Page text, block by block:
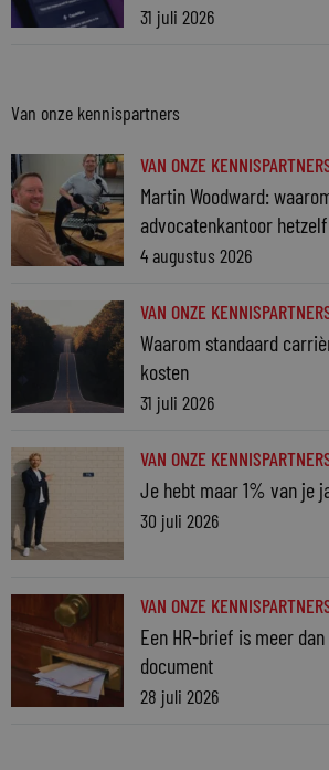
31 juli 2026
Van onze kennispartners
VAN ONZE
Martin Woodward:
advocatenkantoor
4 augustus 2026
VAN ONZE
Waarom standaard
kosten
31 juli 2026
VAN ONZE
Je hebt maar 1% van je
30 juli 2026
VAN ONZE
Een HR-brief is meer
document
28 juli 2026